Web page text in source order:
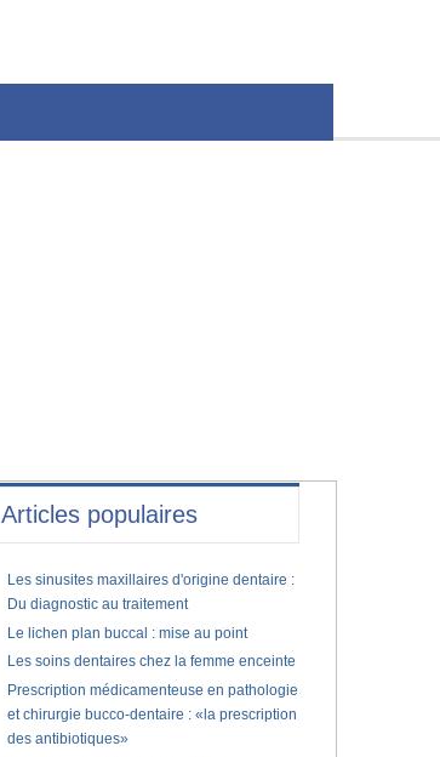
Articles populaires
Les sinusites maxillaires d'origine dentaire :
Du diagnostic au traitement
Le lichen plan buccal : mise au point
Les soins dentaires chez la femme enceinte
Prescription médicamenteuse en pathologie
et chirurgie bucco-dentaire : «la prescription
des antibiotiques»